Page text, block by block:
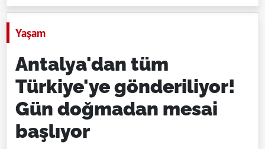
Yaşam
Antalya'dan tüm
Türkiye'ye gönderiliyor!
Gün doğmadan mesai
başlıyor